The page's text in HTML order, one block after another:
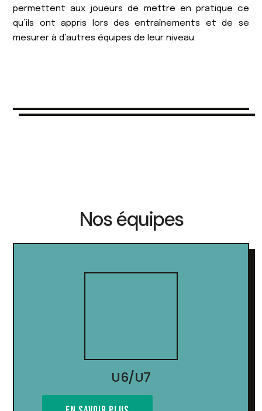
permettent aux joueurs de mettre en pratique ce
qu’ils ont appris lors des entraînements et de se
mesurer à d’autres équipes de leur niveau.
Nos équipes
U6/U7